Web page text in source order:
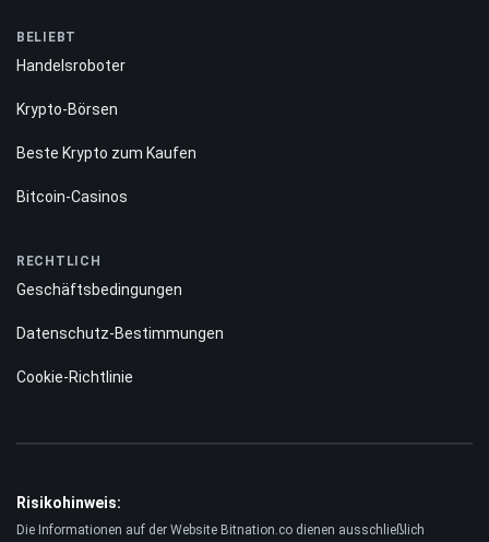
BELIEBT
Handelsroboter
Krypto-Börsen
Beste Krypto zum Kaufen
Bitcoin-Casinos
RECHTLICH
Geschäftsbedingungen
Datenschutz-Bestimmungen
Cookie-Richtlinie
Risikohinweis:
Die Informationen auf der Website Bitnation.co dienen ausschließlich